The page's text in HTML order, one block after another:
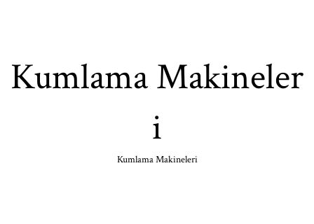
Kumlama Makineler
i
Kumlama Makineleri